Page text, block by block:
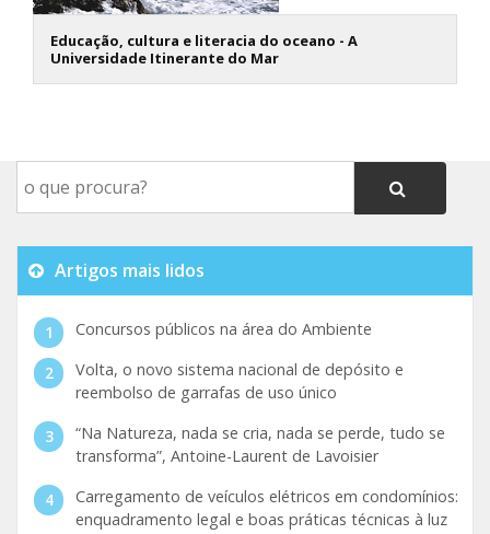
Educação, cultura e literacia do oceano - A
Universidade Itinerante do Mar
Artigos mais lidos
Concursos públicos na área do Ambiente
Volta, o novo sistema nacional de depósito e
reembolso de garrafas de uso único
“Na Natureza, nada se cria, nada se perde, tudo se
transforma”, Antoine-Laurent de Lavoisier
Carregamento de veículos elétricos em condomínios:
enquadramento legal e boas práticas técnicas à luz